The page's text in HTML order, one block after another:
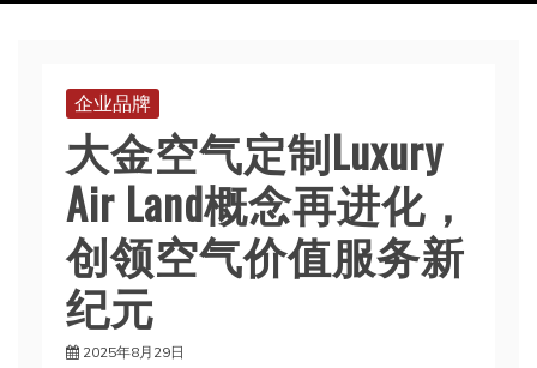
企业品牌
大金空气定制Luxury
Air Land概念再进化，
创领空气价值服务新
纪元
2025年8月29日